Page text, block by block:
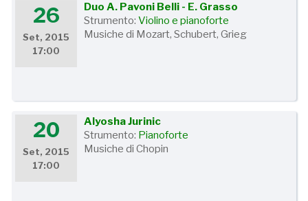
26
Set, 2015
17:00
Duo A. Pavoni Belli - E. Grasso
Strumento:Violino e pianoforte
Musiche di Mozart, Schubert, Grieg
20
Set, 2015
17:00
Alyosha Jurinic
Strumento: Pianoforte
Musiche di Chopin